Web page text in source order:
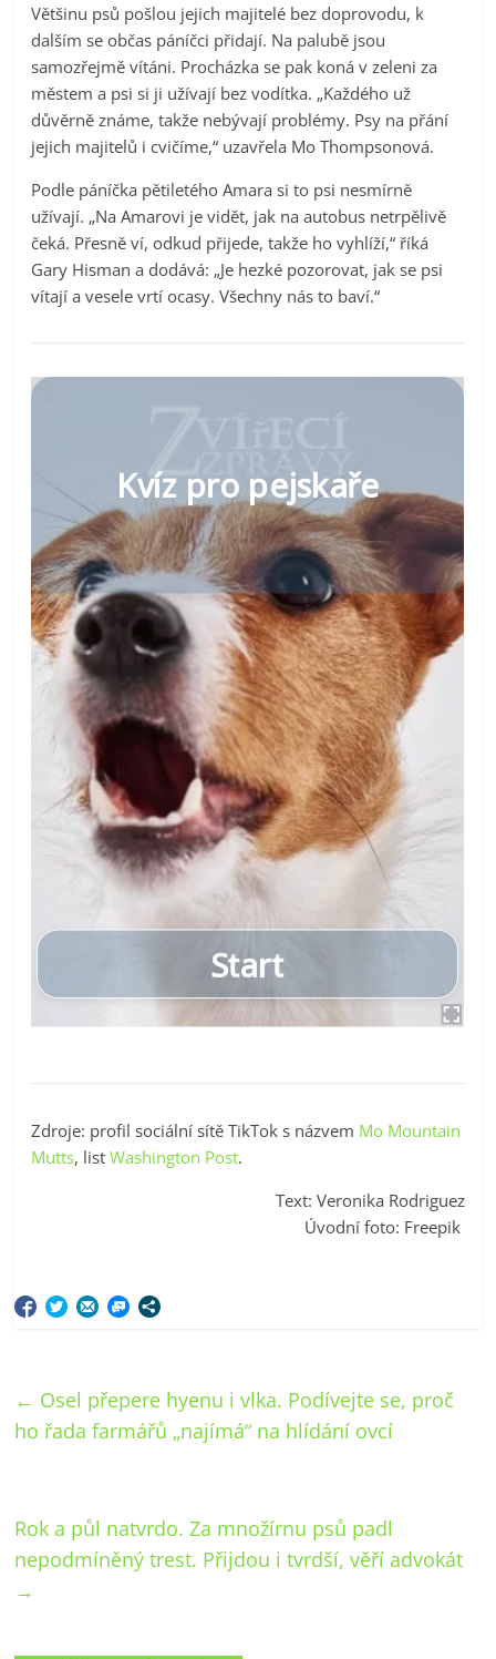
Většinu psů pošlou jejich majitelé bez doprovodu, k
dalším se občas páníčci přidají. Na palubě jsou
samozřejmě vítáni. Procházka se pak koná v zeleni za
městem a psi si ji užívají bez vodítka. „Každého už
důvěrně známe, takže nebývají problémy. Psy na přání
jejich majitelů i cvičíme,“ uzavřela Mo Thompsonová.
Podle páníčka pětiletého Amara si to psi nesmírně
užívají. „Na Amarovi je vidět, jak na autobus netrpělivě
čeká. Přesně ví, odkud přijede, takže ho vyhlíží,“ říká
Gary Hisman a dodává: „Je hezké pozorovat, jak se psi
vítají a vesele vrtí ocasy. Všechny nás to baví.“
Zdroje: profil sociální sítě TikTok s názvem Mo Mountain
Mutts, listWashington Post.
Text: Veronika Rodriguez
Úvodní foto: Freepik
← Osel přepere hyenu i vlka. Podívejte se, proč
ho řada farmářů „najímá“ na hlídání ovcí
Rok a půl natvrdo. Za množírnu psů padl
nepodmíněný trest. Přijdou i tvrdší, věří advokát
→